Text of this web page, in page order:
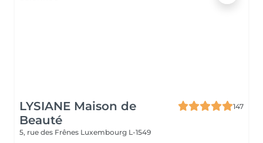
LYSIANE Maison de
Beauté
147
5, rue des Frênes Luxembourg L-1549